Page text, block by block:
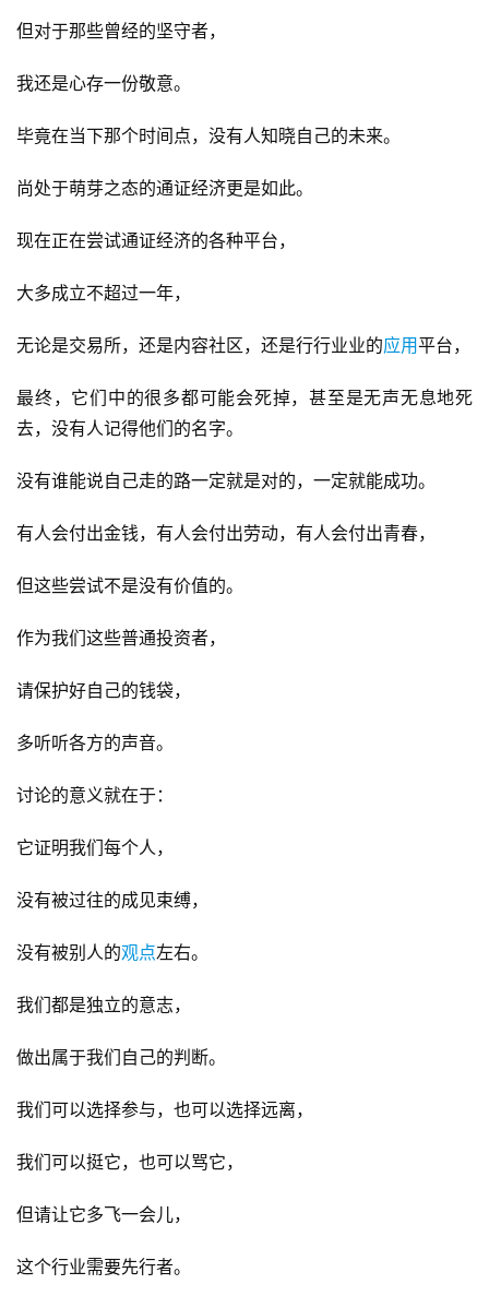
但对于那些曾经的坚守者，
我还是心存一份敬意。
毕竟在当下那个时间点，没有人知晓自己的未来。
尚处于萌芽之态的通证经济更是如此。
现在正在尝试通证经济的各种平台，
大多成立不超过一年，
无论是交易所，还是内容社区，还是行行业业的应用平台，
最终，它们中的很多都可能会死掉，甚至是无声无息地死
去，没有人记得他们的名字。
没有谁能说自己走的路一定就是对的，一定就能成功。
有人会付出金钱，有人会付出劳动，有人会付出青春，
但这些尝试不是没有价值的。
作为我们这些普通投资者，
请保护好自己的钱袋，
多听听各方的声音。
讨论的意义就在于：
它证明我们每个人，
没有被过往的成见束缚，
没有被别人的观点左右。
我们都是独立的意志，
做出属于我们自己的判断。
我们可以选择参与，也可以选择远离，
我们可以挺它，也可以骂它，
但请让它多飞一会儿，
这个行业需要先行者。